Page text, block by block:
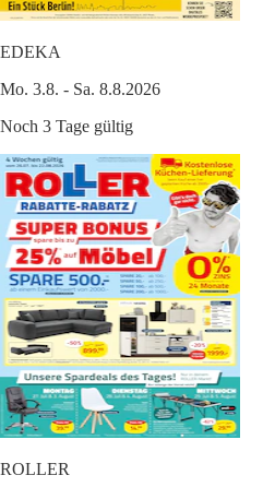
EDEKA
Mo. 3.8. - Sa. 8.8.2026
Noch 3 Tage gültig
ROLLER